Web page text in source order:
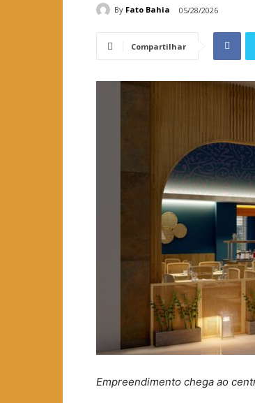
By Fato Bahia 05/28/2026
Compartilhar
Empreendimento chega ao